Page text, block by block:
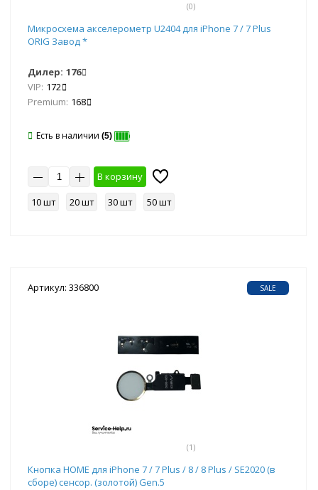
(0)
Микросхема акселерометр U2404 для iPhone 7 / 7 Plus
ORIG Завод *
Дилер: 176
VIP: 172
Premium: 168
Есть в наличии (5)
В корзину
10 шт
20 шт 30 шт 50 шт
Артикул: 336800
(1)
SALE
Кнопка HOME для iPhone 7 / 7 Plus / 8 / 8 Plus / SE2020 (в
сборе) сенсор. (золотой) Gen.5